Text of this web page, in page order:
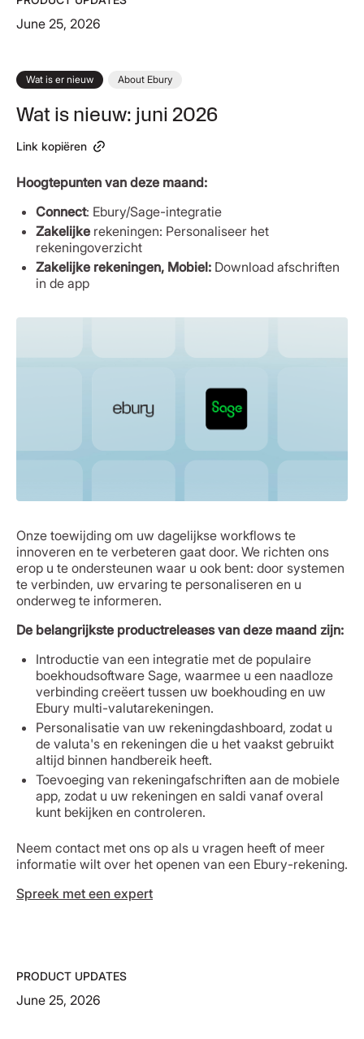
June 25, 2026
Wat is er nieuw About Ebury
Wat is nieuw: juni 2026
Link kopiëren
Hoogtepunten van deze maand:
Connect: Ebury/Sage-integratie
Zakelijke rekeningen: Personaliseer het
rekeningoverzicht
Zakelijke rekeningen, Mobiel: Download afschriften
in de app
Onze toewijding om uw dagelijkse workflows te
innoveren en te verbeteren gaat door. We richten ons
erop u te ondersteunen waar u ook bent: door systemen
te verbinden, uw ervaring te personaliseren en u
onderweg te informeren.
De belangrijkste productreleases van deze maand zijn:
Introductie van een integratie met de populaire
boekhoudsoftware Sage, waarmee u een naadloze
verbinding creëert tussen uw boekhouding en uw
Ebury multi-valutarekeningen.
Personalisatie van uw rekeningdashboard, zodat u
de valuta's en rekeningen die u het vaakst gebruikt
altijd binnen handbereik heeft.
Toevoeging van rekeningafschriften aan de mobiele
app, zodat u uw rekeningen en saldi vanaf overal
kunt bekijken en controleren.
Neem contact met ons op als u vragen heeft of meer
informatie wilt over het openen van een Ebury-rekening.
Spreek met een expert
PRODUCT UPDATES
June 25, 2026